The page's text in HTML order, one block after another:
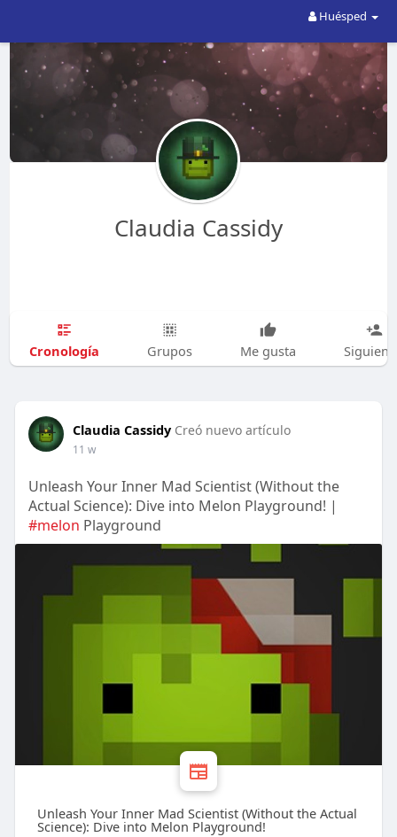
Huésped
Claudia Cassidy
Cronología Grupos Me gusta
Claudia Cassidy Creó nuevo artículo
11 w
Unleash Your Inner Mad Scientist (Without the
Actual Science): Dive into Melon Playground! |
#melon Playground
Unleash Your Inner Mad Scientist (Without the Actual
Science): Dive into Melon Playground!